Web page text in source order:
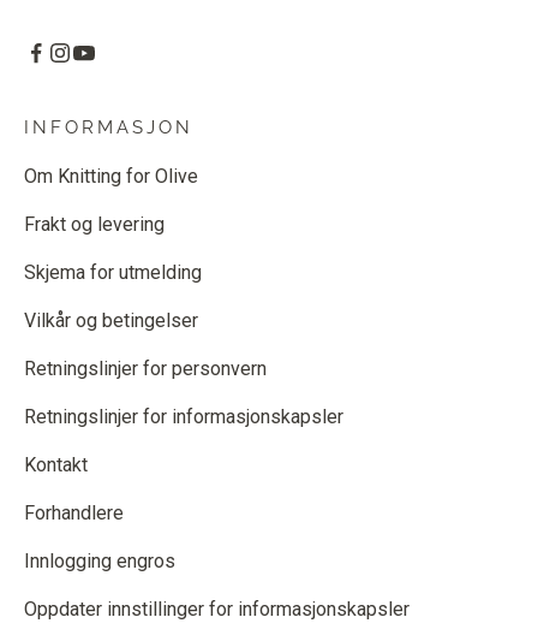
INFORMASJON
Om Knitting for Olive
Frakt og levering
Skjema for utmelding
Vilkår og betingelser
Retningslinjer for personvern
Retningslinjer for informasjonskapsler
Kontakt
Forhandlere
Innlogging engros
Oppdater innstillinger for informasjonskapsler